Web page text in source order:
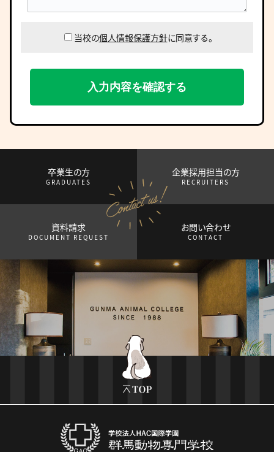
当校の個人情報保護方針に同意する。
卒業生の方
GRADUATES
企業採用担当の方
RECRUITERS
資料請求
DOCUMENT REQUEST
お問い合わせ
CONTACT